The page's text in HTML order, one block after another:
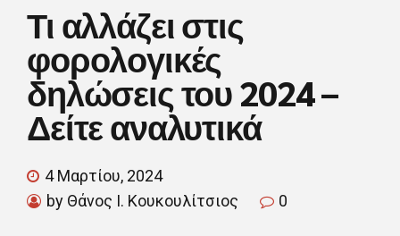
Τι αλλάζει στις
φορολογικές
δηλώσεις του 2024 –
Δείτε αναλυτικά
4 Μαρτίου, 2024
by Θάνος Ι. Κουκουλίτσιος
0